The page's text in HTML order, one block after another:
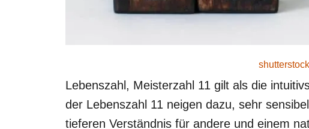
shutterstock
Lebenszahl, Meisterzahl 11 gilt als die
der Lebenszahl 11 neigen dazu, sehr
tieferen Verständnis für andere und einem